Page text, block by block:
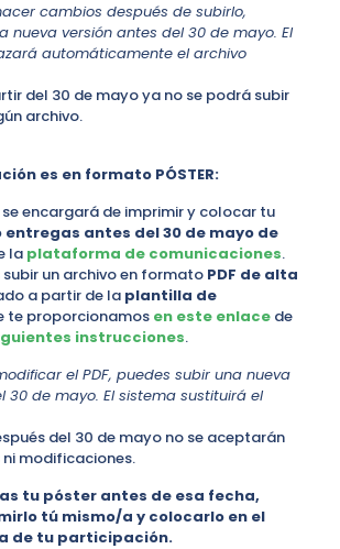
cambios después de subirlo,
nueva versión antes del 30 de mayo. El
automáticamente el archivo
del 30 de mayo ya no se podrá subir
archivo.
es en formato PÓSTER:
encargará de imprimir y colocar tu
entregas antes del 30 de mayo de
la plataforma de comunicaciones.
subir un archivo en formato PDF de alta
a partir de la plantilla de
te proporcionamos en este enlace de
instrucciones.
el PDF, puedes subir una nueva
30 de mayo. El sistema sustituirá el
del 30 de mayo no se aceptarán
ni modificaciones.
tu póster antes de esa fecha,
tú mismo/a y colocarlo en el
de tu participación.